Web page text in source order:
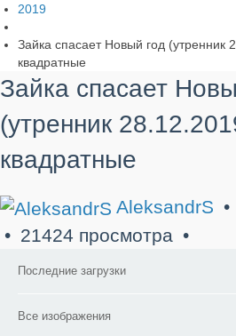
2019
Зайка спасает Новый год (утренник
квадратные
Зайка спасает
(утренник
квадратные
AleksandrS
21424 просмотра
Последние загрузки
Все изображения